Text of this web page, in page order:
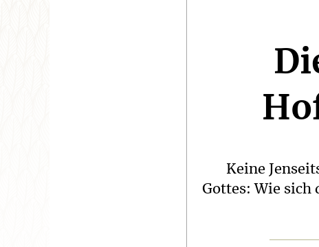
Keine
Gottes: Wie sich